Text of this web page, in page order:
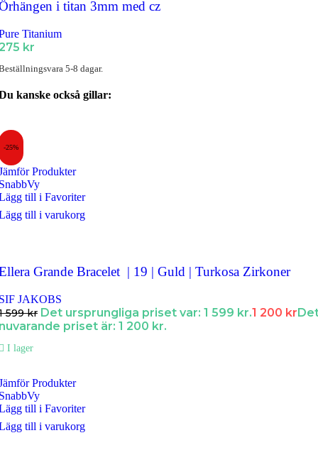
i titan 3mm med cz
Titanium
kr
5-8 dagar.
kanske också gillar:
-25%
Produkter
till i Favoriter
till i varukorg
Grande Bracelet | 19 | Guld | Turkosa Zirkoner
JAKOBS
599kr Det ursprungliga priset var: 1 599 kr.1 200 kr
priset är: 1 200 kr.
I lager
Produkter
till i Favoriter
till i varukorg